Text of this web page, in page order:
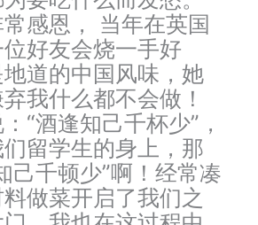
感恩， 当年在英国
好友会烧一手好
道的中国风味，她
我什么都不会做！
“酒逢知己千杯少”，
留学生的身上，那
己千顿少”啊！经常凑
做菜开启了我们之